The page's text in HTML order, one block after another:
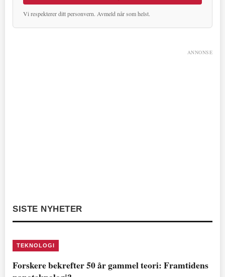
Vi respekterer ditt personvern. Avmeld når som helst.
ANNONSE
SISTE NYHETER
TEKNOLOGI
Forskere bekrefter 50 år gammel teori: Framtidens